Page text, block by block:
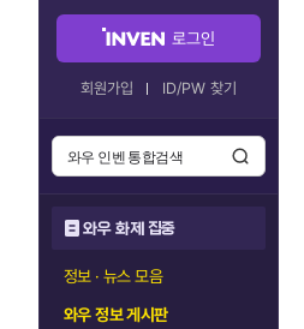
로그인
회원가입 ID/PW 찾기
와우 화제 집중
정보 · 뉴스 모음
와우 정보 게시판